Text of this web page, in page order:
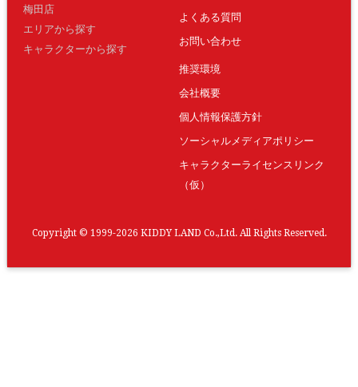
梅田店
エリアから探す
キャラクターから探す
よくある質問
お問い合わせ
推奨環境
会社概要
個人情報保護方針
ソーシャルメディアポリシー
キャラクターライセンスリンク
（仮）
Copyright © 1999-2026 KIDDY LAND Co.,Ltd. All Rights Reserved.